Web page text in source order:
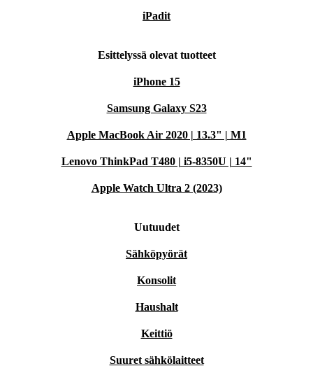
iPadit
Esittelyssä olevat tuotteet
iPhone 15
Samsung Galaxy S23
Apple MacBook Air 2020 | 13.3" | M1
Lenovo ThinkPad T480 | i5-8350U | 14"
Apple Watch Ultra 2 (2023)
Uutuudet
Sähköpyörät
Konsolit
Haushalt
Keittiö
Suuret sähkölaitteet